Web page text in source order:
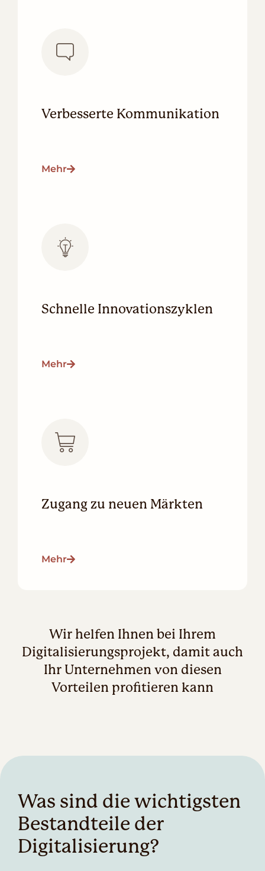
Verbesserte Kommunikation
Mehr
Schnelle Innovationszyklen
Mehr
Zugang zu neuen Märkten
Mehr
Wir helfen Ihnen bei Ihrem
Digitalisierungsprojekt, damit auch
Ihr Unternehmen von diesen
Vorteilen profitieren kann
Was sind die wichtigsten
Bestandteile der
Digitalisierung?